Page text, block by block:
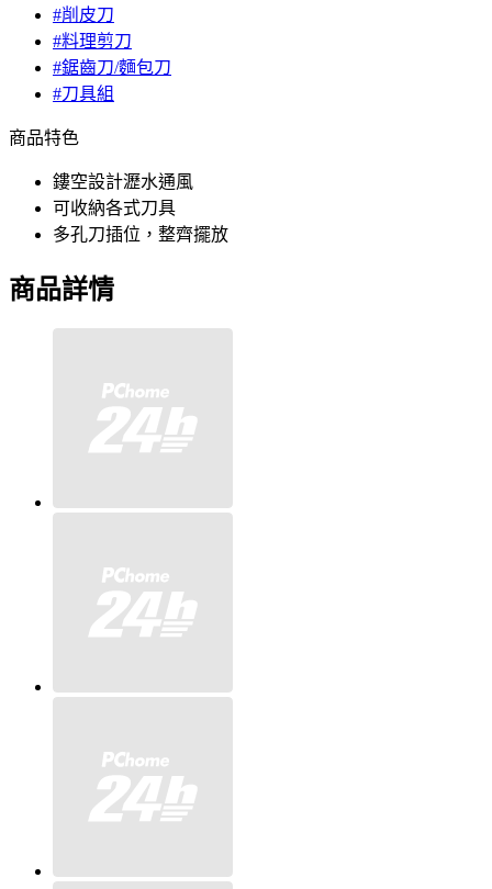
#削皮刀
#料理剪刀
#鋸齒刀/麵包刀
#刀具組
商品特色
鏤空設計瀝水通風
可收納各式刀具
多孔刀插位，整齊擺放
商品詳情